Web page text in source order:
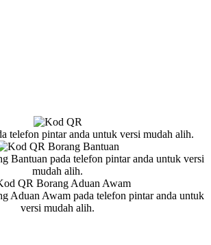
telefon pintar anda untuk versi mudah alih.
Bantuan pada telefon pintar anda untuk versi
mudah alih.
Aduan Awam pada telefon pintar anda untuk
versi mudah alih.